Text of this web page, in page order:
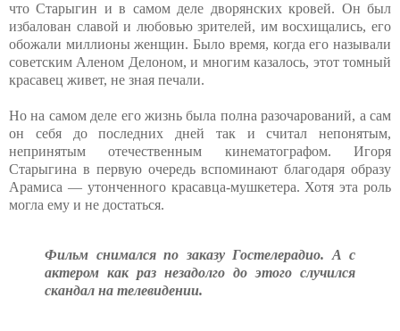
что Старыгин и в самом деле дворянских кровей. Он был
избалован славой и любовью зрителей, им восхищались, его
обожали миллионы женщин. Было время, когда его называли
советским Аленом Делоном, и многим казалось, этот томный
красавец живет, не зная печали.
Но на самом деле его жизнь была полна разочарований, а сам
он себя до последних дней так и считал непонятым,
непринятым отечественным кинематографом. Игоря
Старыгина в первую очередь вспоминают благодаря образу
Арамиса — утонченного красавца-мушкетера. Хотя эта роль
могла ему и не достаться.
Фильм снимался по заказу Гостелерадио. А с
актером как раз незадолго до этого случился
скандал на телевидении.